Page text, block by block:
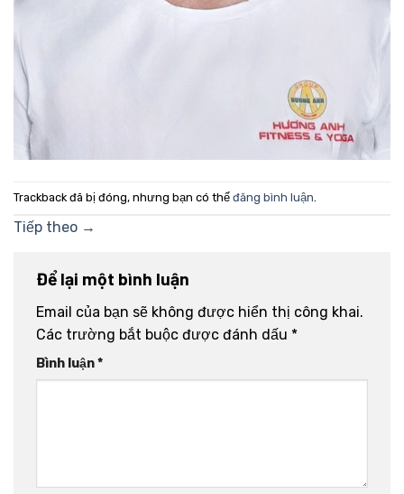
Trackback đã bị đóng, nhưng bạn có thể đăng bình luận
Tiếp theo →
Để lại một bình luận
Email của bạn sẽ không được hiển thị công khai.
Các trường bắt buộc được đánh dấu *
Bình luận*